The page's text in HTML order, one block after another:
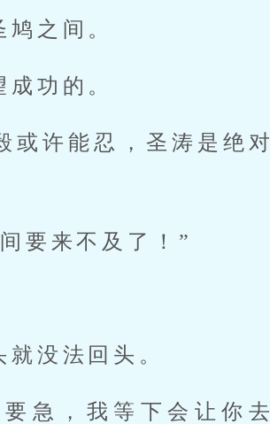
之间。
功的。
或许能忍，圣涛是绝对
要来不及了！”
没法回头。
急，我等下会让你去